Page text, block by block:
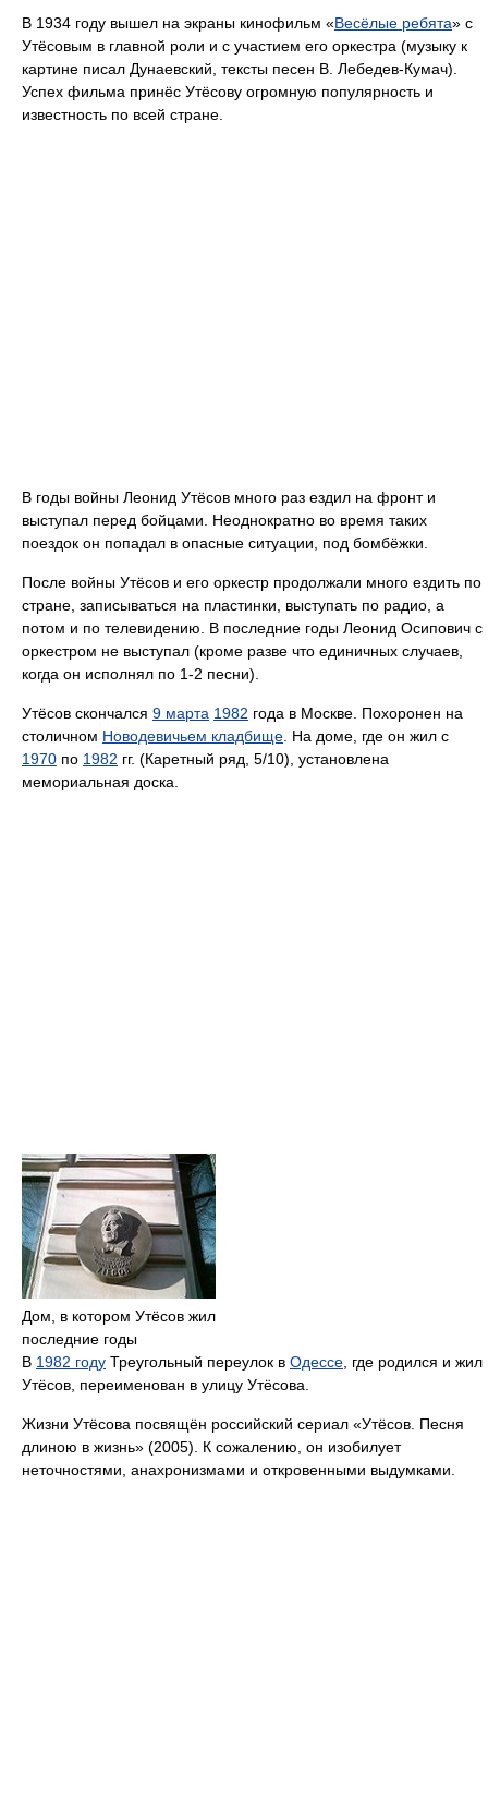
В 1934 году вышел на экраны кинофильм «Весёлые ребята» с
Утёсовым в главной роли и с участием его оркестра (музыку к
картине писал Дунаевский, тексты песен В. Лебедев-Кумач).
Успех фильма принёс Утёсову огромную популярность и
известность по всей стране.
В годы войны Леонид Утёсов много раз ездил на фронт и
выступал перед бойцами. Неоднократно во время таких
поездок он попадал в опасные ситуации, под бомбёжки.
После войны Утёсов и его оркестр продолжали много ездить по
стране, записываться на пластинки, выступать по радио, а
потом и по телевидению. В последние годы Леонид Осипович с
оркестром не выступал (кроме разве что единичных случаев,
когда он исполнял по 1-2 песни).
Утёсов скончался 9 марта 1982 года в Москве. Похоронен на
столичном Новодевичьем кладбище . На доме, где он жил с
1970 по 1982 гг. (Каретный ряд, 5/10), установлена
мемориальная доска.
Дом, в котором Утёсов жил
последние годы
В 1982 году Треугольный переулок в Одессе, где родился и жил
Утёсов, переименован в улицу Утёсова.
Жизни Утёсова посвящён российский сериал «Утёсов. Песня
длиною в жизнь» (2005). К сожалению, он изобилует
неточностями, анахронизмами и откровенными выдумками.